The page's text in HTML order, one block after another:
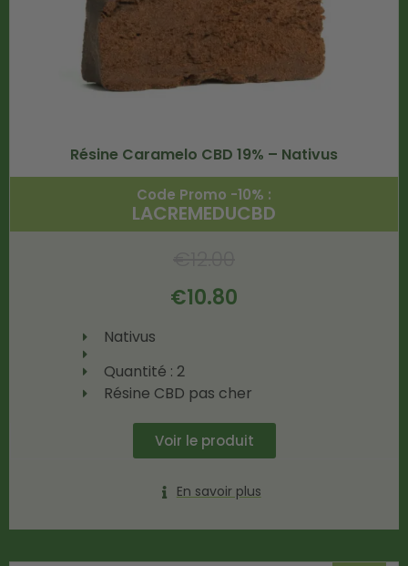
Résine Caramelo CBD 19% – Nativus
Code Promo -10% :
LACREMEDUCBD
€10.80
Nativus
Quantité : 2
Résine CBD pas cher
Voir le produit
En savoir plus